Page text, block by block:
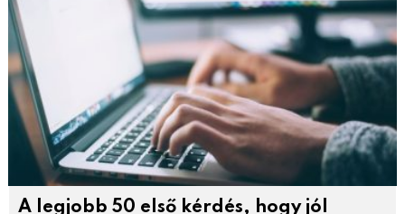
A legjobb 50 első kérdés, hogy jól